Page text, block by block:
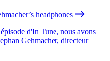
headphones
d'In Tune, nous avons
Gehmacher, directeur